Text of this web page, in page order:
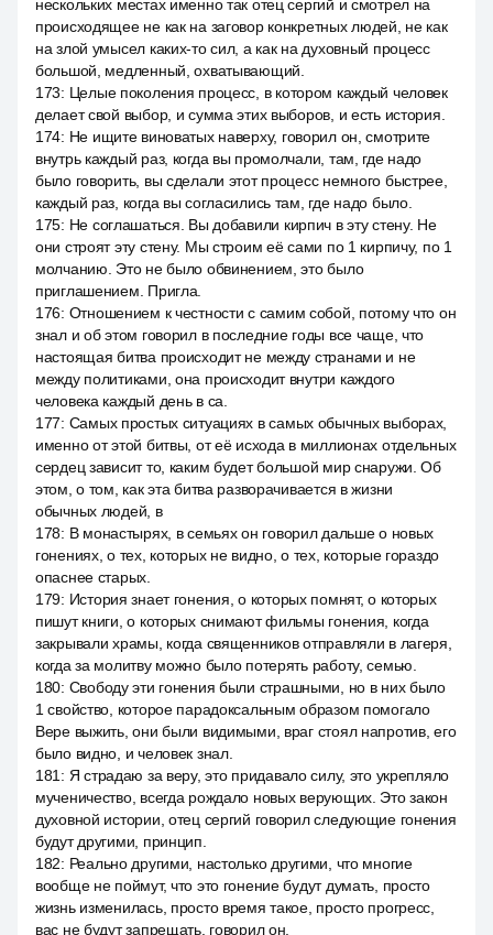
нескольких местах именно так отец сергий и смотрел на
происходящее не как на заговор конкретных людей, не как
на злой умысел каких-то сил, а как на духовный процесс
большой, медленный, охватывающий.
173: Целые поколения процесс, в котором каждый человек
делает свой выбор, и сумма этих выборов, и есть история.
174: Не ищите виноватых наверху, говорил он, смотрите
внутрь каждый раз, когда вы промолчали, там, где надо
было говорить, вы сделали этот процесс немного быстрее,
каждый раз, когда вы согласились там, где надо было.
175: Не соглашаться. Вы добавили кирпич в эту стену. Не
они строят эту стену. Мы строим её сами по 1 кирпичу, по 1
молчанию. Это не было обвинением, это было
приглашением. Пригла.
176: Отношением к честности с самим собой, потому что он
знал и об этом говорил в последние годы все чаще, что
настоящая битва происходит не между странами и не
между политиками, она происходит внутри каждого
человека каждый день в са.
177: Самых простых ситуациях в самых обычных выборах,
именно от этой битвы, от её исхода в миллионах отдельных
сердец зависит то, каким будет большой мир снаружи. Об
этом, о том, как эта битва разворачивается в жизни
обычных людей, в
178: В монастырях, в семьях он говорил дальше о новых
гонениях, о тех, которых не видно, о тех, которые гораздо
опаснее старых.
179: История знает гонения, о которых помнят, о которых
пишут книги, о которых снимают фильмы гонения, когда
закрывали храмы, когда священников отправляли в лагеря,
когда за молитву можно было потерять работу, семью.
180: Свободу эти гонения были страшными, но в них было
1 свойство, которое парадоксальным образом помогало
Вере выжить, они были видимыми, враг стоял напротив, его
было видно, и человек знал.
181 : Я страдаю за веру, это придавало силу, это укрепляло
мученичество, всегда рождало новых верующих. Это закон
духовной истории, отец сергий говорил следующие гонения
будут другими, принцип.
182: Реально другими, настолько другими, что многие
вообще не поймут, что это гонение будут думать, просто
жизнь изменилась, просто время такое, просто прогресс,
вас не будут запрещать, говорил он.